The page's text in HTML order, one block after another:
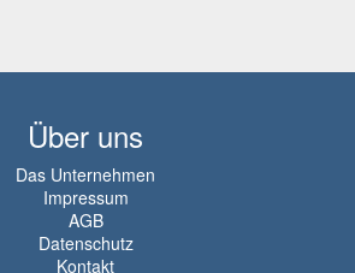
Über uns
Das Unternehmen
Impressum
AGB
Datenschutz
Kontakt